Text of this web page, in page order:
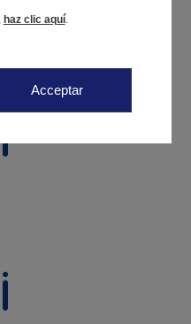
haz clic aquí.
Acceptar